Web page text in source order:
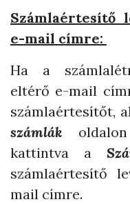
Számlaértesítő
e-mail címre:
Ha a
eltérő e-mail
számlaértesítőt,
számlák
kattintva a
számlaértesítő
mail címre.